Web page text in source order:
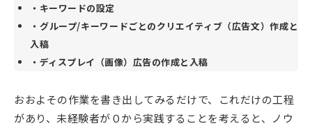
・キーワードの設定
・グループ/キーワードごとのクリエイティブ（広告文）作成と
入稿
・ディスプレイ（画像）広告の作成と入稿
おおよその作業を書き出してみるだけで、これだけの工程
があり、未経験者が０から実践することを考えると、ノウ